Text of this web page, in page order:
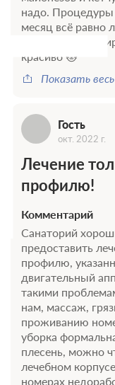
надо. Процедуры
месяц всё равно
Ну и конечно
красиво 😻
Показать
Гость
окт. 2022 г.
Лечение
профилю!
Комментарий
Санаторий
предоставить
профилю,
двигательный
такими
нам, массаж,
проживанию
уборка
плесень, можно
лечебном
номерах